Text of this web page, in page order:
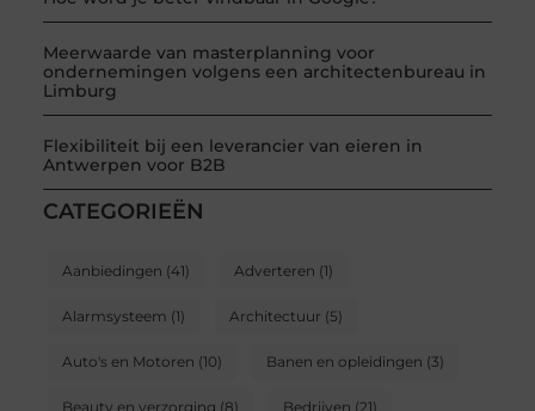
Meerwaarde van masterplanning voor
ondernemingen volgens een architectenbureau in
Limburg
Flexibiliteit bij een leverancier van eieren in
Antwerpen voor B2B
CATEGORIEËN
Aanbiedingen (41) Adverteren (1)
Alarmsysteem (1) Architectuur (5)
Auto's en Motoren (10) Banen en opleidingen (3)
Beauty en verzorging (8) Bedrijven (21)